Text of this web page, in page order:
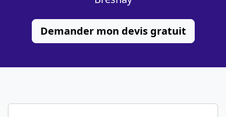
Demander mon devis gratuit